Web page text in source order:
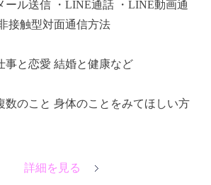
ール送信 ・LINE通話 ・LINE動画通
接触型対面通信方法
事と恋愛 結婚と健康など
数のこと 身体のことをみてほしい方
詳細を見る